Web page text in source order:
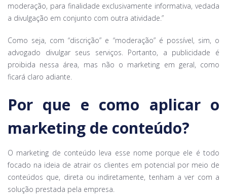
moderação, para finalidade exclusivamente informativa, vedada
a divulgação em conjunto com outra atividade.”
Como seja, com “discrição” e “moderação” é possível, sim, o
advogado divulgar seus serviços. Portanto, a publicidade é
proibida nessa área, mas não o marketing em geral, como
ficará claro adiante.
Por que e como aplicar o
marketing de conteúdo?
O marketing de conteúdo leva esse nome porque ele é todo
focado na ideia de atrair os clientes em potencial por meio de
conteúdos que, direta ou indiretamente, tenham a ver com a
solução prestada pela empresa.